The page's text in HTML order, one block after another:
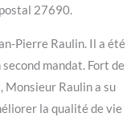
27690.
Pierre Raulin. Il a été
mandat. Fort de
Monsieur Raulin a su
la qualité de vie